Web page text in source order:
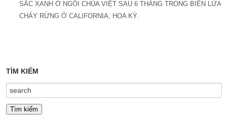
SẮC XANH Ở NGÔI CHÙA VIỆT SAU 6 THÁNG TRONG BIỂN LỬA
CHÁY RỪNG Ở CALIFORNIA, HOA KỲ.
TÌM KIẾM